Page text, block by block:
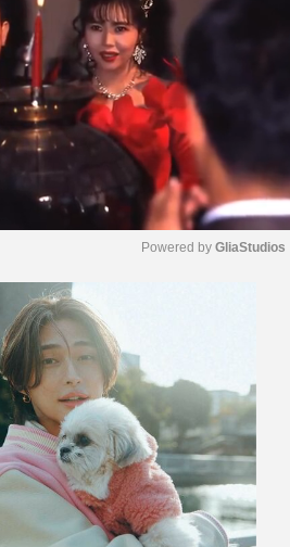
Powered by GliaStudios